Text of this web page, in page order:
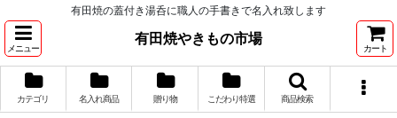
有田焼の蓋付き湯呑に職人の手書きで名入れ致します
メニュー
有田焼やきもの市場
カート
カテゴリ 名入れ商品 贈り物 こだわり特選 商品検索